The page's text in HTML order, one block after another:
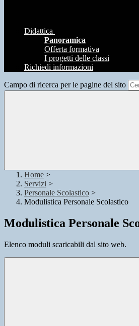
Didattica
Panoramica
Offerta formativa
I progetti delle classi
Richiedi informazioni
Campo di ricerca per le pagine del sito
Home >
Servizi >
Personale Scolastico >
Modulistica Personale Scolastico
Modulistica Personale
Elenco moduli scaricabili dal sito web.